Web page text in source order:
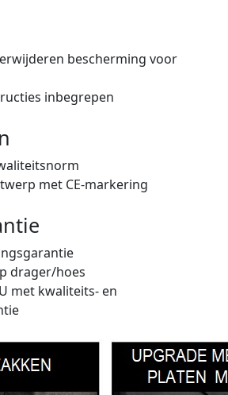
bescherming voor
inbegrepen
met CE-markering
drager/hoes
met kwaliteits- en